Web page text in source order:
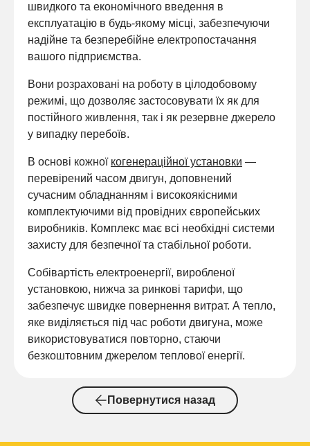
швидкого та економічного введення в
експлуатацію в будь-якому місці, забезпечуючи
надійне та безперебійне електропостачання
вашого підприємства.
Вони розраховані на роботу в цілодобовому
режимі, що дозволяє застосовувати їх як для
постійного живлення, так і як резервне джерело
у випадку перебоїв.
В основі кожної когенераційної установки —
перевірений часом двигун, доповнений
сучасним обладнанням і високоякісними
комплектуючими від провідних європейських
виробників. Комплекс має всі необхідні системи
захисту для безпечної та стабільної роботи.
Собівартість електроенергії, виробленої
установкою, нижча за ринкові тарифи, що
забезпечує швидке повернення витрат. А тепло,
яке виділяється під час роботи двигуна, може
використовуватися повторно, стаючи
безкоштовним джерелом теплової енергії.
Повернутися назад